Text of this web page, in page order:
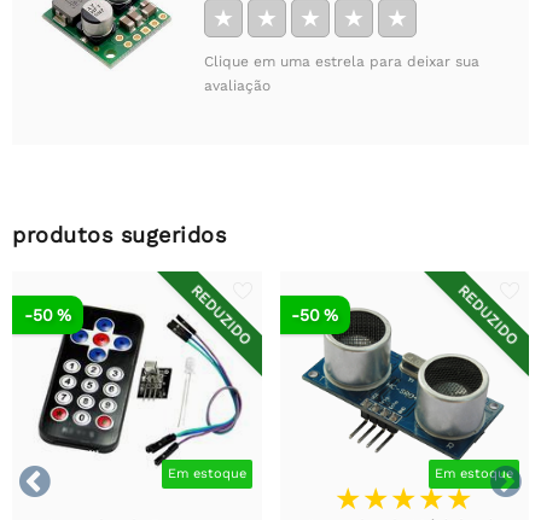
★ ★ ★ ★ ★
Clique em uma estrela para deixar sua
avaliação
produtos sugeridos


REDUZIDO
Em estoque
-50 % REDUZIDO
Em estoque
-50 %